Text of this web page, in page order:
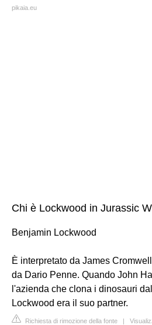
pikaia.eu
Chi è Lockwood in Jurassic
Benjamin Lockwood
È interpretato da James
da Dario Penne. Quando John
l'azienda che clona i dinosauri
Lockwood era il suo partner.
Richiesta di rimozione della fonte |